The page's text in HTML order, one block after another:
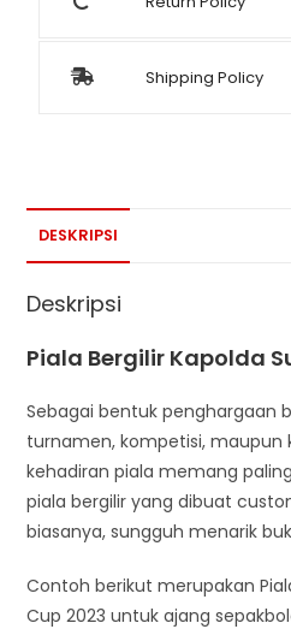
Shipping Policy
DESKRIPSI
Deskripsi
Piala Bergilir Kapolda
Sebagai bentuk penghargaan
turnamen, kompetisi, maupun
kehadiran piala memang
piala bergilir yang dibuat
biasanya, sungguh menarik
Contoh berikut merupakan
Cup 2023 untuk ajang